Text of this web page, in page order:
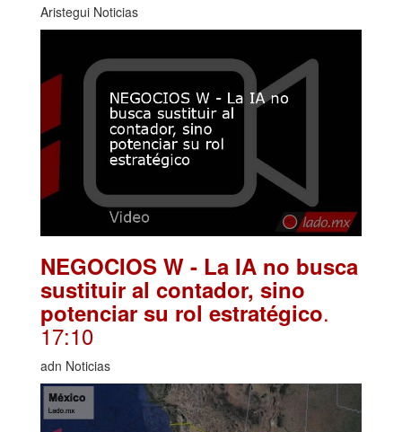
Aristegui Noticias
NEGOCIOS W - La IA no busca
sustituir al contador, sino
potenciar su rol estratégico.
17:10
adn Noticias